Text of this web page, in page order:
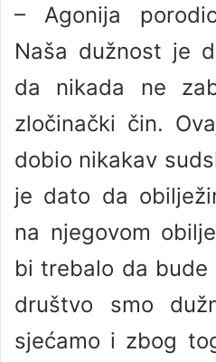
– Agonija
Naša dužnost je
da nikada ne
zločinački čin.
dobio nikakav
je dato da
na njegovom
bi trebalo da
društvo smo
sjećamo i zbog